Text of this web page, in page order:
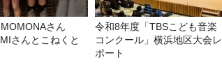
MOMONAさん
さんとこねくと
令和8年度「TBSこども音楽
コンクール」横浜地区大会レ
ポート